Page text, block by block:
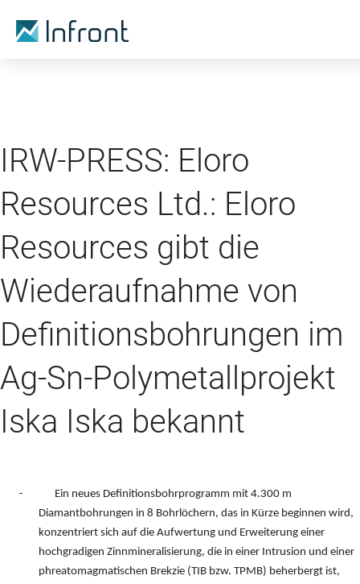
IRW-PRESS: Eloro
Resources Ltd.: Eloro
Resources gibt die
Wiederaufnahme von
Definitionsbohrungen im
Ag-Sn-Polymetallprojekt
Iska Iska bekannt
-
Ein neues Definitionsbohrprogramm mit 4.300 m
Diamantbohrungen in 8 Bohrlöchern, das in Kürze beginnen wird,
konzentriert sich auf die Aufwertung und Erweiterung einer
hochgradigen Zinnmineralisierung, die in einer Intrusion und einer
phreatomagmatischen Brekzie (TIB bzw. TPMB) beherbergt ist,